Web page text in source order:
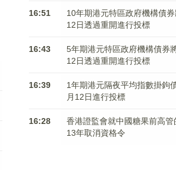
16:51
10年期港元特區政府機構債
12日透過重開進行投標
16:43
5年期港元特區政府機構債券
12日透過重開進行投標
16:39
1年期港元隔夜平均指數掛鉤
月12日進行投標
16:28
香港證監會就中國糖果前高
13年取消資格令